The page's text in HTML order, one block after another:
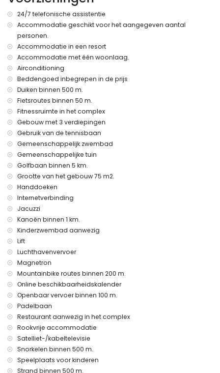
meter van het appartement)
dichtstbijzijnde rivier of kust binnen 500 meter van het
appartement
dichtstbijzijnde strand binnen 500 meter van het
appartement
dichtstbijzijnde haven: Villaricos (binnen 10 kilometer van
het appartement)
dichtstbijzijnde luchthaven: Almeria/Murcia (binnen 100
kilometer van het appartement)
tweede dichtstbijzijnde luchthaven: Alicante (> 100
kilometer)
nabij openbaar vervoer: bus binnen 100 meter en trein
binnen 15 kilometer
roken niet toegestaan
Het gebouw waar de accommodatie zich bevindt heeft een
lift.
De accommodatie is zeer geschikt voor gezinnen met
kinderen, fotosessies en yogasessies.
Privé faciliteiten en diensten inbegrepen in de huurprijs
internet (WiFi)
stofzuiger en strijkijzer en strijkplank
24-uurs nooddienst
Gemeenschappelijke faciliteiten en diensten inbegrepen in
de huurprijs
buiten jacuzzi
Privé faciliteiten en diensten tegen een meerprijs
Gemeenschappelijke faciliteiten/diensten tegen een
meerprijs
fitnessruimte, tennisbaan en paddlebaan
Vermaak en recreatieve activiteiten voor uw vakantie in
24/7 telefonische assistentie
Accommodatie geschikt voor het aangegeven aantal
personen.
Accommodatie in een resort
Accommodatie met één woonlaag.
Airconditioning
Beddengoed inbegrepen in de prijs
Duiken binnen 500 m.
Fietsroutes binnen 50 m.
Fitnessruimte in het complex
Gebouw met 3 verdiepingen
Gebruik van de tennisbaan
Gemeenschappelijk zwembad
Gemeenschappelijke tuin
Golfbaan binnen 5 km.
Grootte van het gebouw 75 m2.
Handdoeken
Internetverbinding
Jacuzzi
Kanoën binnen 1 km.
Kinderzwembad aanwezig
Lift
Luchthavenvervoer
Magnetron
Mountainbike routes binnen 200 m.
Online beschikbaarheidskalender
Openbaar vervoer binnen 100 m.
Padelbaan
Restaurant aanwezig in het complex
Rookvrije accommodatie
Satelliet-/kabeltelevisie
Snorkelen binnen 500 m.
Speelplaats voor kinderen
Strand binnen 500 m.